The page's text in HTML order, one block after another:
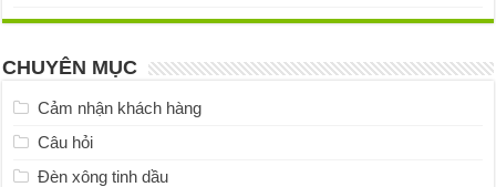
CHUYÊN MỤC
Cảm nhận khách hàng
Câu hỏi
Đèn xông tinh dầu